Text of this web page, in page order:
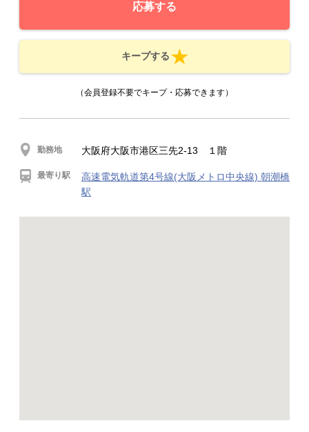
応募する
キープする
（会員登録不要でキープ・応募できます）
勤務地 大阪府大阪市港区三先2-13 １階
最寄り駅
高速電気軌道第4号線(大阪メトロ中央線) 朝潮橋
駅